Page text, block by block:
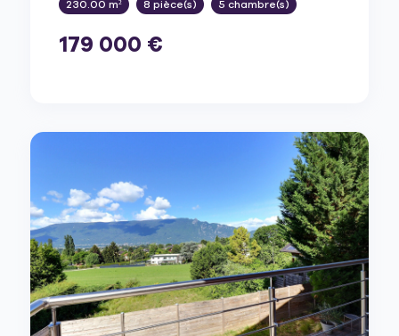
230.00 m² 8 pièce(s) 5 chambre(s)
179 000 €